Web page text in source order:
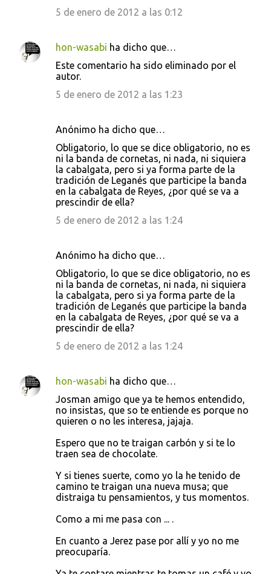
5 de enero de 2012 a las 0:12
hon-wasabi ha dicho que…
Este comentario ha sido eliminado por el
autor.
5 de enero de 2012 a las 1:23
Anónimo ha dicho que…
Obligatorio, lo que se dice obligatorio, no es
ni la banda de cornetas, ni nada, ni siquiera
la cabalgata, pero si ya forma parte de la
tradición de Leganés que participe la banda
en la cabalgata de Reyes, ¿por qué se va a
prescindir de ella?
5 de enero de 2012 a las 1:24
Anónimo ha dicho que…
Obligatorio, lo que se dice obligatorio, no es
ni la banda de cornetas, ni nada, ni siquiera
la cabalgata, pero si ya forma parte de la
tradición de Leganés que participe la banda
en la cabalgata de Reyes, ¿por qué se va a
prescindir de ella?
5 de enero de 2012 a las 1:24
hon-wasabi ha dicho que…
Josman amigo que ya te hemos entendido,
no insistas, que so te entiende es porque no
quieren o no les interesa, jajaja.
Espero que no te traigan carbón y si te lo
traen sea de chocolate.
Y si tienes suerte, como yo la he tenido de
camino te traigan una nueva musa; que
distraiga tu pensamientos, y tus momentos.
Como a mi me pasa con ... .
En cuanto a Jerez pase por allí y yo no me
preocuparía.